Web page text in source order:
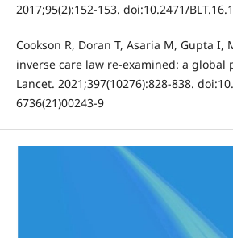
2017;95(2):152-153. doi:10.2471/
Cookson R, Doran T, Asaria M, Gupta I,
inverse care law re-examined: a global
Lancet. 2021;397(10276):828-838.
6736(21)00243-9